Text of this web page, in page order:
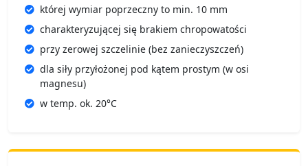
której wymiar poprzeczny to min. 10 mm
charakteryzującej się brakiem chropowatości
przy zerowej szczelinie (bez zanieczyszczeń)
dla siły przyłożonej pod kątem prostym (w osi
magnesu)
w temp. ok. 20°C